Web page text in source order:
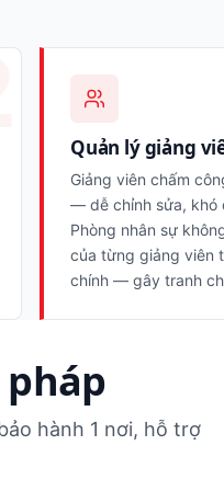
Quản lý giảng
Giảng viên chấm
— dễ chỉnh sửa, khó
Phòng nhân sự
của từng giảng viên
chính — gây tranh
pháp
hành 1 nơi, hỗ trợ